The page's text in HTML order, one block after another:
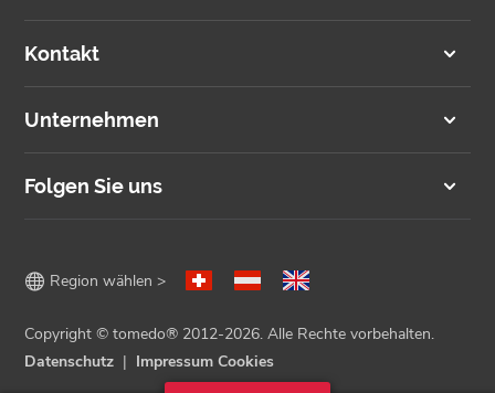
Kontakt
Unternehmen
Folgen Sie uns
 Region wählen >
Copyright © tomedo® 2012-2026. Alle Rechte vorbehalten.
Datenschutz
Impressum Cookies